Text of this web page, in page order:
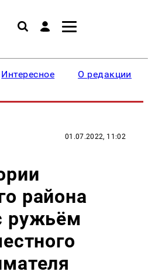
Интересное О редакции
01.07.2022, 11:02
района
ружьём